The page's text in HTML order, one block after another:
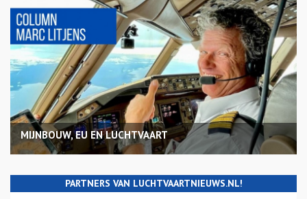
MIJNBOUW, EU EN LUCHTVAART
PARTNERS VAN LUCHTVAARTNIEUWS.NL!